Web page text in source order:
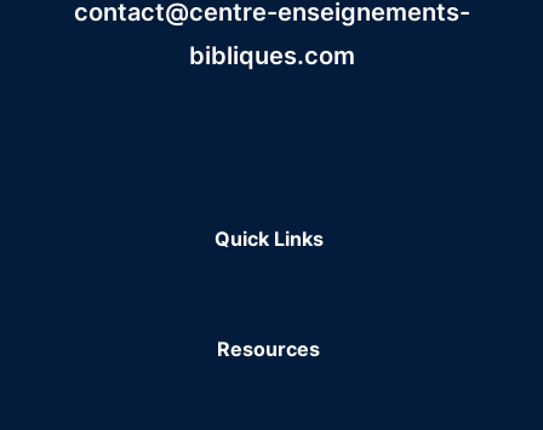
contact@centre-enseignements-
bibliques.com
Quick Links
Resources